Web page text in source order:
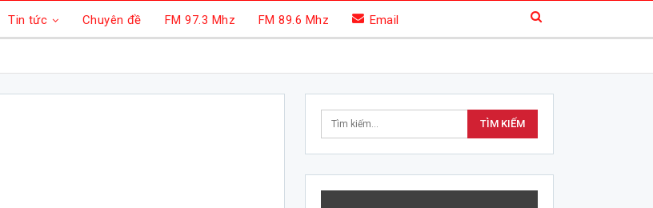
Tin tức Chuyên đề FM 97.3 Mhz FM 89.6 Mhz Email